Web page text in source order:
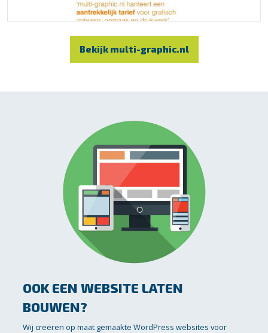
Bekijk multi-graphic.nl
OOK EEN WEBSITE LATEN
BOUWEN?
Wij creëren op maat gemaakte WordPress websites voor